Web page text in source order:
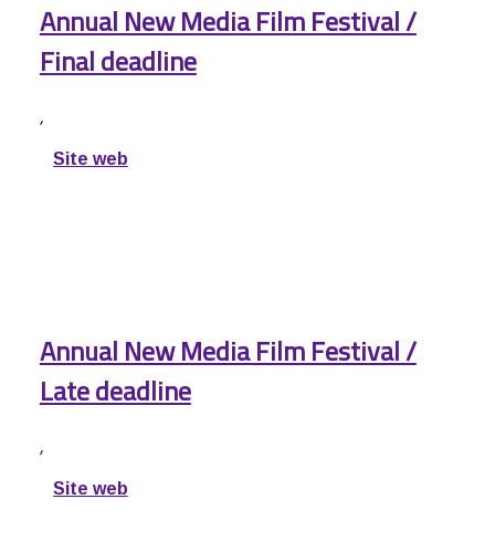
Annual New Media Film Festival /
Final deadline
,
Site web
Annual New Media Film Festival /
Late deadline
,
Site web